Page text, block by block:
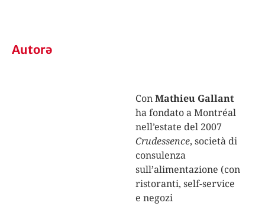
Autorə
ConMathieu Gallant
ha fondato a Montréal
nell’estate del 2007
Crudessence, società di
consulenza
sull’alimentazione (con
ristoranti, self-service
e negozi